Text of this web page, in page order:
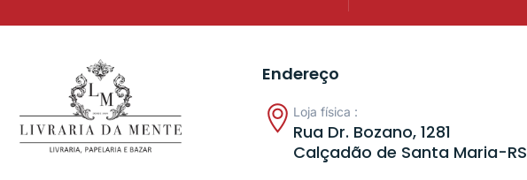
Endereço
Loja física :
Rua Dr. Bozano, 1281
Calçadão de Santa Maria-RS